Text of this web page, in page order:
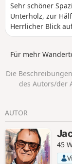
Sehr schöner
Unterholz, zur
Herrlicher Blick
die auf ihrem
Unterholz können
bewundern.
Für mehr
Die
des Autors/der
AUTOR
45